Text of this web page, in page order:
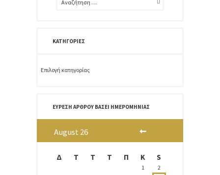
ΚΑΤΗΓΟΡΊΕΣ
Κατηγορίες
ΕΎΡΕΣΗ ΆΡΘΡΟΥ ΒΆΣΕΙ ΗΜΕΡΟΜΗΝΊΑΣ
August 26
Δ T Τ Τ Π Κ S
1
2